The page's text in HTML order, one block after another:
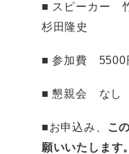
■ スピーカー
杉田隆史
■ 参加費 5500
■ 懇親会 なし
■お申込み、
こ
願いいたします。